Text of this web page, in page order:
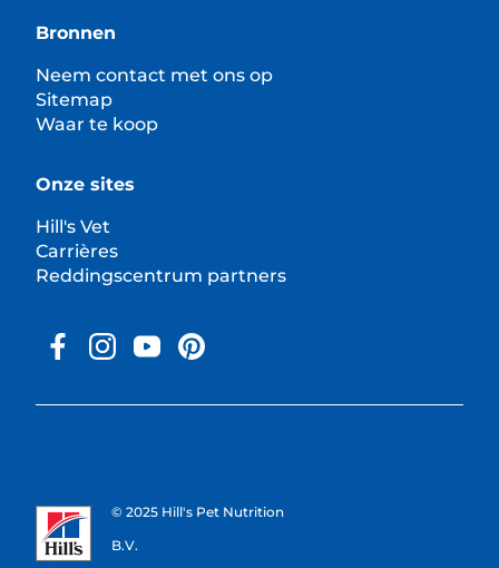
Bronnen
Neem contact met ons op
Sitemap
Waar te koop
Onze sites
Hill's Vet
Carrières
Reddingscentrum partners
© 2025 Hill's Pet Nutrition
B.V.